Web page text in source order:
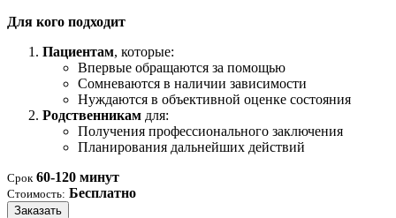
Для кого подходит
Пациентам, которые:
Впервые обращаются за помощью
Сомневаются в наличии зависимости
Нуждаются в объективной оценке состояния
Родственникам для:
Получения профессионального заключения
Планирования дальнейших действий
Срок 60-120 минут
Стоимость: Бесплатно
Заказать